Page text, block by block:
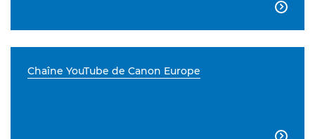

Chaîne YouTube de Canon Europe
